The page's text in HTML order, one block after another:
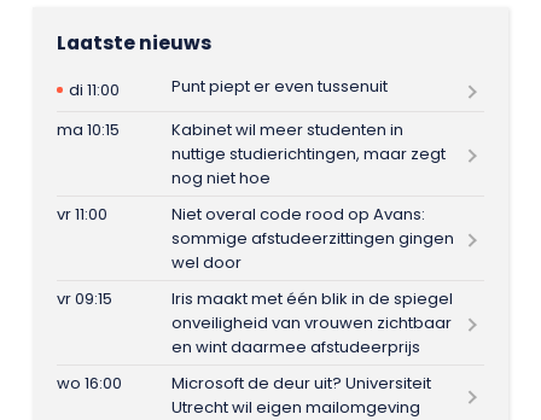
Laatste nieuws
di 11:00
Punt piept er even tussenuit
ma 10:15
Kabinet wil meer studenten in
nuttige studierichtingen, maar zegt
nog niet hoe
vr 11:00
Niet overal code rood op Avans:
sommige afstudeerzittingen gingen
wel door
vr 09:15
Iris maakt met één blik in de spiegel
onveiligheid van vrouwen zichtbaar
en wint daarmee afstudeerprijs
wo 16:00
Microsoft de deur uit? Universiteit
Utrecht wil eigen mailomgeving